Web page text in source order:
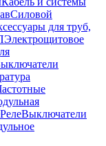
Силовой
для труб,
Электрощитовое
РелеВыключатели